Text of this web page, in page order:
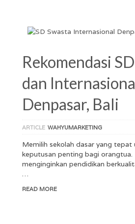
Rekomendasi
dan
Denpasar, Bali
ARTICLE WAHYUMARKETING
Memilih sekolah dasar yang tepat
keputusan penting bagi orangtua.
menginginkan pendidikan
…
READ MORE